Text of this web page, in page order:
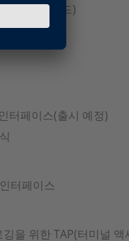
한 재생 모드)
터페이스(출시 예정)
터페이스
을 위한 TAP(터미널 액